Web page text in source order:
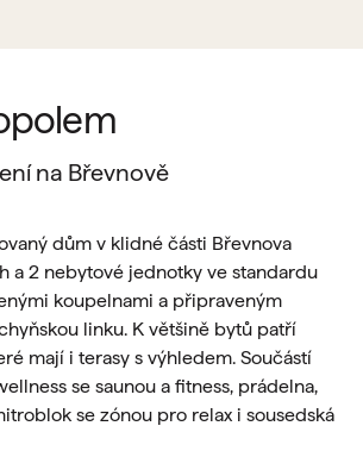
na Břevnově
dům v klidné části Břevnova
a 2 nebytové jednotky ve standardu
koupelnami a připraveným
linku. K většině bytů patří
mají i terasy s výhledem. Součástí
se saunou a fitness, prádelna,
se zónou pro relax i sousedská